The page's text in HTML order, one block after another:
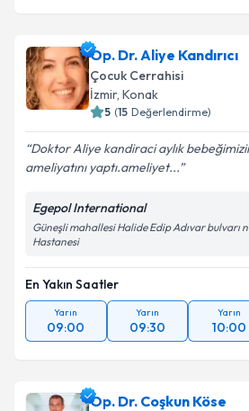
Op. Dr. Aliye Kandırıcı
Çocuk Cerrahisi
İzmir, Konak
5 (15 Değerlendirme)
Doktor Aliye kandiraci aylık bebeğimizin
ameliyatını yaptı.ameliyet...
Egepol International
Güneşli mahallesi Halide Edip Adıvar bulvarı
Hastanesi
En Yakın Saatler
Yarın
09:00
Yarın
09:30
Yarın
10:00
Op. Dr. Coşkun Köse